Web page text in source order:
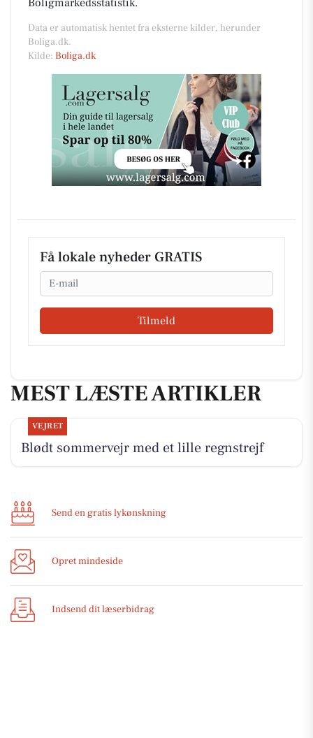
Data er automatisk hentet fra eksterne kilder, herunder
Boliga.dk.
Kilde: Boliga.dk
Få lokale nyheder GRATIS
Email
Tilmeld
MEST LÆSTE ARTIKLER
VEJRET
Blødt sommervejr med et lille regnstrejf
Send en gratis lykønskning
Opret mindeside
Indsend dit læserbidrag